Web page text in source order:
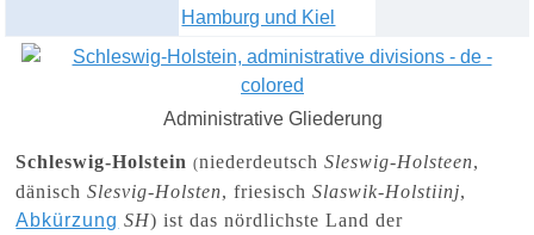
Hamburg und Kiel
Administrative Gliederung
Schleswig-Holstein(niederdeutschSleswig-Holsteen,
dänischSlesvig-Holsten, friesischSlaswik-Holstiinj,
Abkürzung SH) ist das nördlichste Land der